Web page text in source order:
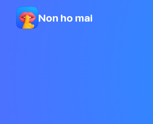
Non ho mai